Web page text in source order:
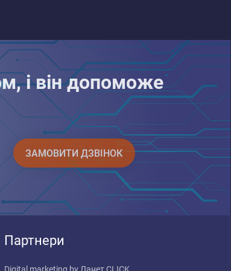
і він допоможе
ЗАМОВИТИ ДЗВІНОК
Партнери